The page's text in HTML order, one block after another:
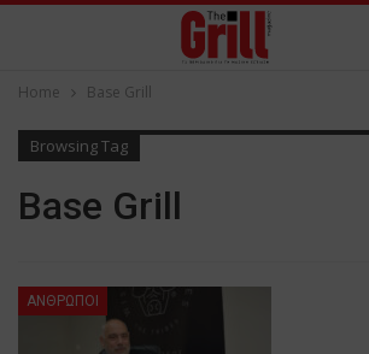
Home Base Grill
Browsing Tag
Base Grill
ΑΝΘΡΩΠΟΙ